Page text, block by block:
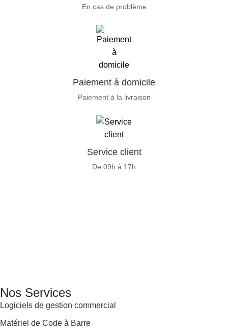
En cas de problème
Paiement à domicile
Paiement à la livraison
Service client
De 09h à 17h
Nos Services
Logiciels de gestion commercial
Matériel de Code à Barre